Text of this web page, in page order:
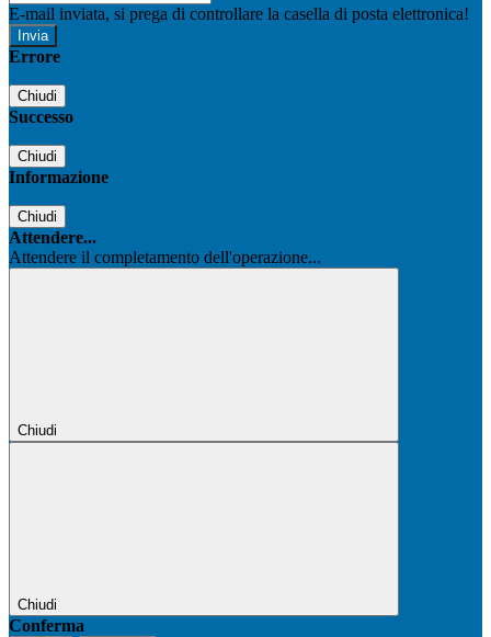
E-mail inviata, si prega di controllare la casella di posta elettronica!
Errore
Chiudi
Successo
Chiudi
Informazione
Chiudi
Attendere...
Attendere il completamento dell'operazione...
Chiudi
Chiudi
Conferma